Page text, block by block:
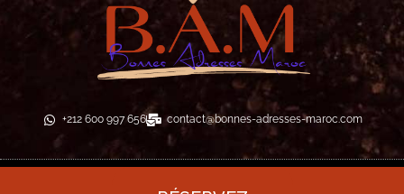
+212 600 997 656 contact@bonnes-adresses-maroc.com